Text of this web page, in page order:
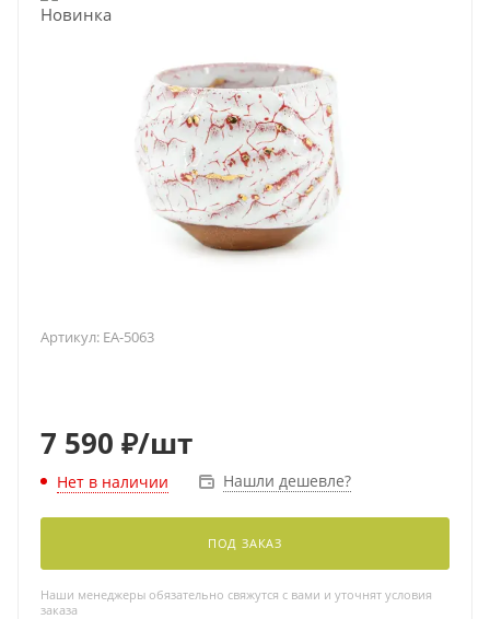
Артикул: EA-5063
7 590 ₽/шт
Нет в наличии Нашли дешевле?
ПОД ЗАКАЗ
Наши менеджеры обязательно свяжутся с вами и уточнят условия
заказа